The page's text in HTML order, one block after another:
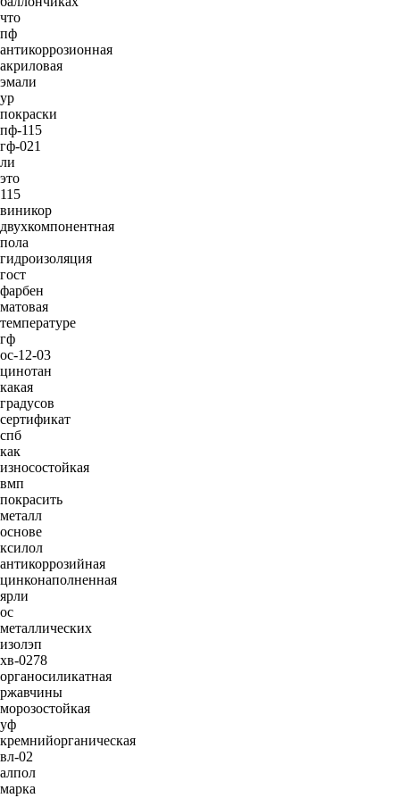
что
пф
антикоррозионная
акриловая
эмали
ур
покраски
пф-115
гф-021
ли
это
115
виникор
двухкомпонентная
пола
гидроизоляция
гост
фарбен
матовая
температуре
гф
ос-12-03
цинотан
какая
градусов
сертификат
спб
как
износостойкая
вмп
покрасить
металл
основе
ксилол
антикоррозийная
цинконаполненная
ярли
ос
металлических
изолэп
хв-0278
органосиликатная
ржавчины
морозостойкая
уф
кремнийорганическая
вл-02
алпол
марка